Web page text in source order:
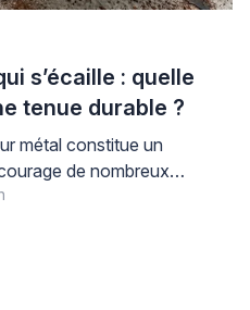
s’écaille : quelle
tenue durable ?
métal constitue un
de nombreux
trouve son origine dans